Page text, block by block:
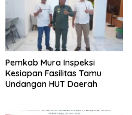
Pemkab Mura Inspeksi
Kesiapan Fasilitas Tamu
Undangan HUT Daerah